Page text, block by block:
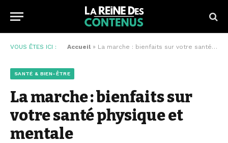
VOUS ÊTES ICI : Accueil » La marche : bienfaits sur votre santé physique et mentale
SANTÉ & BIEN-ÊTRE
La marche : bienfaits sur
votre santé physique et
mentale